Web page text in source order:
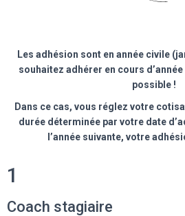
Les adhésion sont en année civile
souhaitez adhérer en cours d’année
possible !
Dans ce cas, vous réglez votre
durée déterminée par votre date
l’année suivante, votre
1
Coach stagiaire